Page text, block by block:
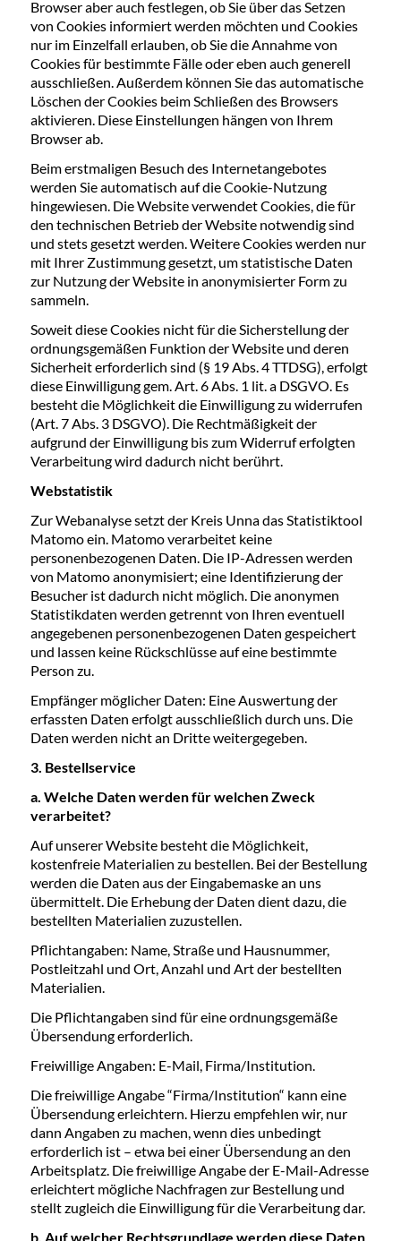
Browser aber auch festlegen, ob Sie über das Setzen
von Cookies informiert werden möchten und Cookies
nur im Einzelfall erlauben, ob Sie die Annahme von
Cookies für bestimmte Fälle oder eben auch generell
ausschließen. Außerdem können Sie das automatische
Löschen der Cookies beim Schließen des Browsers
aktivieren. Diese Einstellungen hängen von Ihrem
Browser ab.
Beim erstmaligen Besuch des Internetangebotes
werden Sie automatisch auf die Cookie-Nutzung
hingewiesen. Die Website verwendet Cookies, die für
den technischen Betrieb der Website notwendig sind
und stets gesetzt werden. Weitere Cookies werden nur
mit Ihrer Zustimmung gesetzt, um statistische Daten
zur Nutzung der Website in anonymisierter Form zu
sammeln.
Soweit diese Cookies nicht für die Sicherstellung der
ordnungsgemäßen Funktion der Website und deren
Sicherheit erforderlich sind (§ 19 Abs. 4 TTDSG), erfolgt
diese Einwilligung gem. Art. 6 Abs. 1 lit. a DSGVO. Es
besteht die Möglichkeit die Einwilligung zu widerrufen
(Art. 7 Abs. 3 DSGVO). Die Rechtmäßigkeit der
aufgrund der Einwilligung bis zum Widerruf erfolgten
Verarbeitung wird dadurch nicht berührt.
Webstatistik
Zur Webanalyse setzt der Kreis Unna das Statistiktool
Matomo ein. Matomo verarbeitet keine
personenbezogenen Daten. Die IP-Adressen werden
von Matomo anonymisiert; eine Identifizierung der
Besucher ist dadurch nicht möglich. Die anonymen
Statistikdaten werden getrennt von Ihren eventuell
angegebenen personenbezogenen Daten gespeichert
und lassen keine Rückschlüsse auf eine bestimmte
Person zu.
Empfänger möglicher Daten: Eine Auswertung der
erfassten Daten erfolgt ausschließlich durch uns. Die
Daten werden nicht an Dritte weitergegeben.
3. Bestellservice
a. Welche Daten werden für welchen Zweck
verarbeitet?
Auf unserer Website besteht die Möglichkeit,
kostenfreie Materialien zu bestellen. Bei der Bestellung
werden die Daten aus der Eingabemaske an uns
übermittelt. Die Erhebung der Daten dient dazu, die
bestellten Materialien zuzustellen.
Pflichtangaben: Name, Straße und Hausnummer,
Postleitzahl und Ort, Anzahl und Art der bestellten
Materialien.
Die Pflichtangaben sind für eine ordnungsgemäße
Übersendung erforderlich.
Freiwillige Angaben: E-Mail, Firma/Institution.
Die freiwillige Angabe “Firma/Institution“ kann eine
Übersendung erleichtern. Hierzu empfehlen wir, nur
dann Angaben zu machen, wenn dies unbedingt
erforderlich ist – etwa bei einer Übersendung an den
Arbeitsplatz. Die freiwillige Angabe der E-Mail-Adresse
erleichtert mögliche Nachfragen zur Bestellung und
stellt zugleich die Einwilligung für die Verarbeitung dar.
b. Auf welcher Rechtsgrundlage werden diese Daten